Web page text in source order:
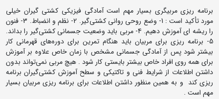
برنامه ریزی مربیگری بسیار مهم است آمادگی فیزیکی کشتی گیران خیلی
مورد تأکید است : 1- وضع روحی روانی کشتی‌گیر. 2- نظم و انضباط. 3- فنون
را ریشه ای آموزش دهیم. 4- مربی باید وضعیت جسمانی کشتی‌گیر را بداند.
5- برنامه ریزی برای مربیان باید هنگام تمرین برای دوره‌های قهرمانی کار
بیشتر شود پس از آمادگی جسمانی مشخص با زمان خاص علاوه بر آموزش
برای همه روی افراد خاص بیشتر بایستی کار شود . هیچ مربی نمی‌تواند بدون
داشتن اطلاعات از شرایط فنی و تاکتیکی و سطح آموزش کشتی‌گیران برنامه
ریزی کند و به همین منظور داشتن اطلاعات برای برنامه ریزی مربیان بسیار
مهم است .